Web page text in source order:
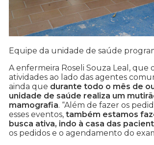
Equipe da unidade de saúde
A enfermeira Roseli Souza Leal, que
atividades ao lado das agentes
ainda que durante todo o mês de
unidade de saúde realiza um
mamografia. “Além de fazer os
esses eventos, também estamos
busca ativa, indo à casa das
os pedidos e o agendamento do